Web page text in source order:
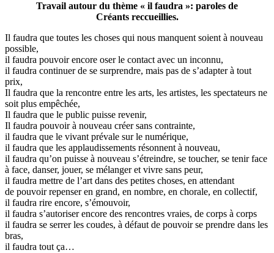
Travail autour du thème « il faudra »: paroles de
Créants reccueillies.
Il faudra que toutes les choses qui nous manquent soient à nouveau
possible,
il faudra pouvoir encore oser le contact avec un inconnu,
il faudra continuer de se surprendre, mais pas de s’adapter à tout
prix,
Il faudra que la rencontre entre les arts, les artistes, les spectateurs ne
soit plus empêchée,
Il faudra que le public puisse revenir,
Il faudra pouvoir à nouveau créer sans contrainte,
il faudra que le vivant prévale sur le numérique,
il faudra que les applaudissements résonnent à nouveau,
il faudra qu’on puisse à nouveau s’étreindre, se toucher, se tenir face
à face, danser, jouer, se mélanger et vivre sans peur,
il faudra mettre de l’art dans des petites choses, en attendant
de pouvoir repenser en grand, en nombre, en chorale, en collectif,
il faudra rire encore, s’émouvoir,
il faudra s’autoriser encore des rencontres vraies, de corps à corps
il faudra se serrer les coudes, à défaut de pouvoir se prendre dans les
bras,
il faudra tout ça…